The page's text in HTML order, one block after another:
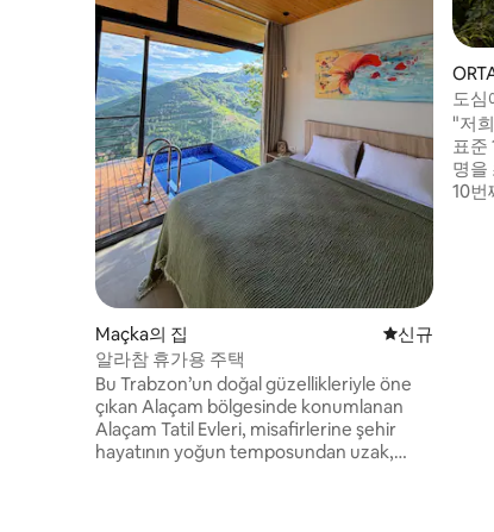
Maçka의 집 신규 숙소
신규
알라참 휴가용 주택
Bu Trabzon’un doğal güzellikleriyle öne
çıkan Alaçam bölgesinde konumlanan
Alaçam Tatil Evleri, misafirlerine şehir
hayatının yoğun temposundan uzak,
도심
객실
"저
표준
명을
10번